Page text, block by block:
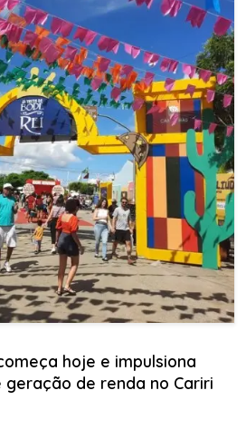
hoje e impulsiona
de renda no Cariri